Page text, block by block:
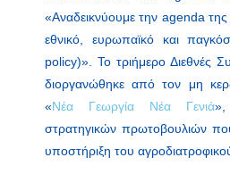
«Αναδεικνύουμε την agenda της
εθνικό, ευρωπαϊκό και
policy)». Το τριήμερο Διεθνές
διοργανώθηκε από τον μη
«Νέα Γεωργία Νέα Γενιά
στρατηγικών πρωτοβουλιών
υποστήριξη του